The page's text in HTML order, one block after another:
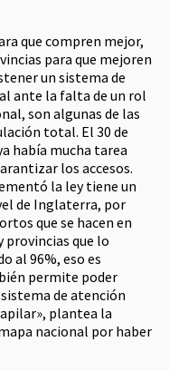
que compren mejor,
para que mejoren
un sistema de
ante la falta de un rol
son algunas de las
total. El 30 de
había mucha tarea
los accesos.
la ley tiene un
de Inglaterra, por
que se hacen en
provincias que lo
al 96%, eso es
permite poder
de atención
plantea la
nacional por haber